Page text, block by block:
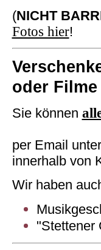
(NICHT
Fotos hier!
oder
Sie können
per Email unter
innerhalb von
Wir haben
"Stettener